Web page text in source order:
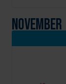
november